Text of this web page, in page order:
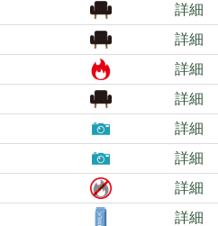
詳細
詳細
詳細
詳細
詳細
詳細
詳細
詳細